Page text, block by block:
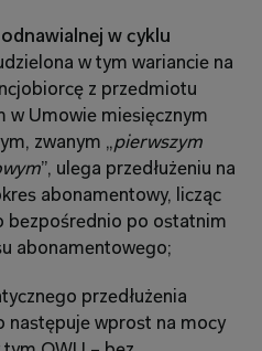
w cyklu
w tym wariancie na
z przedmiotu
w Umowie miesięcznym
zwanym „pierwszym
”, ulega przedłużeniu na
abonamentowy, licząc
bezpośrednio po ostatnim
abonamentowego;
przedłużenia
następuje wprost na mocy